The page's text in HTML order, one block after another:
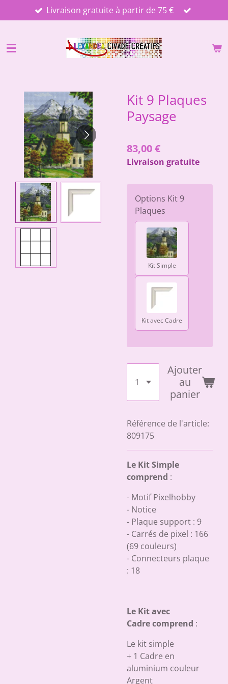
au
principal
Livraison gratuite à partir de 75 €
Kit 9 Plaques
Paysage
83,00 €
Livraison gratuite
Options Kit 9
Plaques
Kit Simple
Kit avec Cadre
Ajouter
au
panier
Référence de l'article:
809175
Le Kit Simple
comprend :
- Motif Pixelhobby
- Notice
- Plaque support : 9
- Carrés de pixel : 166
(69 couleurs)
- Connecteurs plaque
: 18
Le Kit avec
Cadre comprend :
Le kit simple
+ 1 Cadre en
aluminium couleur
Argent